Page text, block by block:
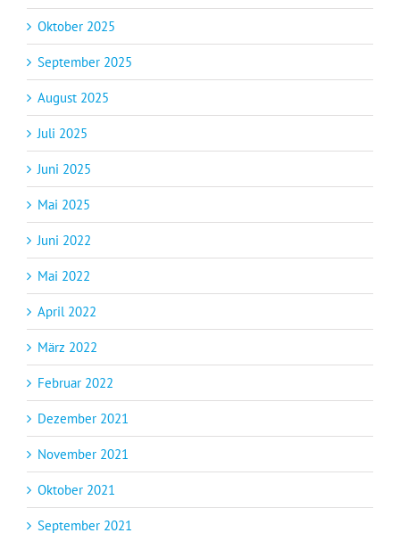
Oktober 2025
September 2025
August 2025
Juli 2025
Juni 2025
Mai 2025
Juni 2022
Mai 2022
April 2022
März 2022
Februar 2022
Dezember 2021
November 2021
Oktober 2021
September 2021